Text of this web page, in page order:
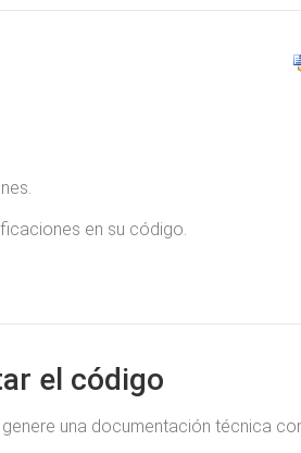
en su código.
el código
genere una documentación técnica